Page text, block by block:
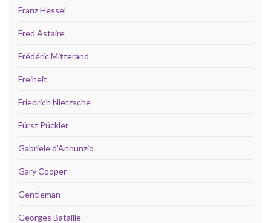
Franz Hessel
Fred Astaire
Frédéric Mitterand
Freiheit
Friedrich Nietzsche
Fürst Pückler
Gabriele d’Annunzio
Gary Cooper
Gentleman
Georges Bataille